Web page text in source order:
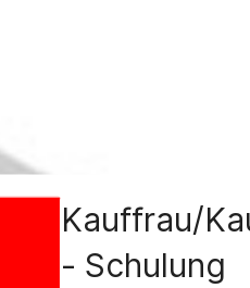
Kauffrau/
- Schulung